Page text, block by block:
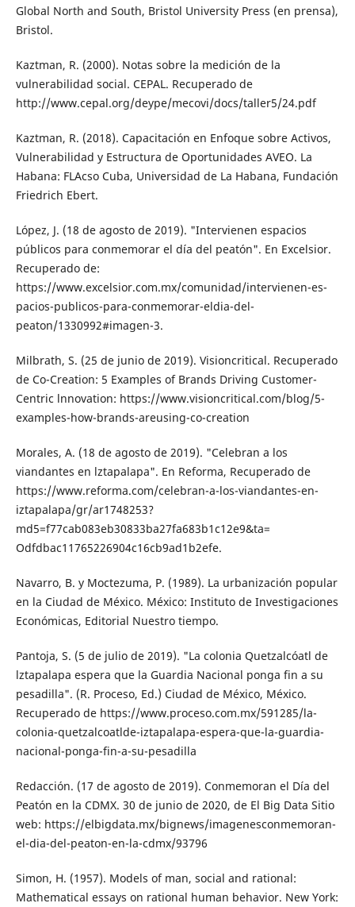
Global North and South, Bristol University Press (en prensa),
Bristol.
Kaztman, R. (2000). Notas sobre la medición de la
vulnerabilidad social. CEPAL. Recupera­do de
http://www.cepal.org/deype/meco­vi/docs/taller5/24.pdf
Kaztman, R. (2018). Capacitación en Enfoque sobre Activos,
Vulnerabilidad y Estructura de Oportunidades AVEO. La
Habana: FLAcso Cuba, Universidad de La Habana, Funda­ción
Friedrich Ebert.
López, J. (18 de agosto de 2019). "Inter­vienen espacios
públicos para conme­morar el día del peatón". En Excelsior.
Recuperado de:
https://www.excelsior.com.mx/comunidad/intervienen-es­
pacios-publicos-para-conmemorar-el­dia-del-
peaton/1330992#imagen-3.
Milbrath, S. (25 de junio de 2019). Visioncriti­cal. Recuperado
de Co-Creation: 5 Exam­ples of Brands Driving Customer-
Centric lnnovation: https://www.visioncritical.com/blog/5-
examples-how-brands-are­using-co-creation
Morales, A. (18 de agosto de 2019). "Celebran a los
viandantes en lztapalapa". En Refor­ma, Recuperado de
https://www.reforma.com/celebran-a-los-viandantes-en-
iztapa­lapa/gr/ar1748253?
md5=f77cab083eb30833ba27fa683b1c12e9&ta=
Odfdbac11765226904c16cb9ad1b2efe.
Navarro, B. y Moctezuma, P. (1989). La urba­nización popular
en la Ciudad de México. México: Instituto de Investigaciones
Econó­micas, Editorial Nuestro tiempo.
Pantoja, S. (5 de julio de 2019). "La colonia Quetzalcóatl de
lztapalapa espera que la Guardia Nacional ponga fin a su
pesadilla". (R. Proceso, Ed.) Ciudad de México, Méxi­co.
Recuperado de https://www.proceso.com.mx/591285/la-
colonia-quetzalcoatl­de-iztapalapa-espera-que-la-guardia-
na­cional-ponga-fin-a-su-pesadilla
Redacción. (17 de agosto de 2019). Conme­moran el Día del
Peatón en la CDMX. 30 de junio de 2020, de El Big Data Sitio
web: https://elbigdata.mx/bignews/imagenes­conmemoran-
el-dia-del-peaton-en-la-cd­mx/93796
Simon, H. (1957). Models of man, social and rational:
Mathematical essays on rational human behavior. New York: